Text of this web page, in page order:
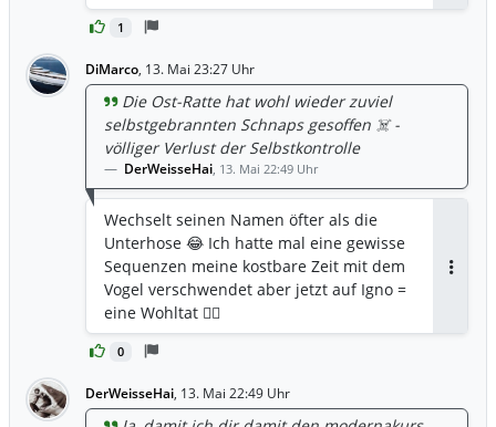
1
DiMarco, 13. Mai 23:27 Uhr
0
Die Ost-Ratte hat wohl wieder zuviel
selbstgebrannten Schnaps gesoffen ☠️ -
völliger Verlust der Selbstkontrolle
DerWeisseHai, 13. Mai 22:49 Uhr
Wechselt seinen Namen öfter als die
Unterhose 😂 Ich hatte mal eine gewisse
Sequenzen meine kostbare Zeit mit dem
Vogel verschwendet aber jetzt auf Igno =
eine Wohltat 🙋‍♂️
DerWeisseHai, 13. Mai 22:49 Uhr